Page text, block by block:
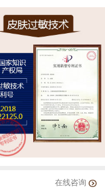
在线咨询